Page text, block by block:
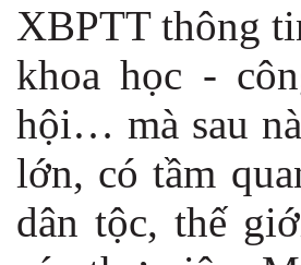
XBPTT thông
khoa học -
hội… mà sau
lớn, có tầm
dân tộc, thế